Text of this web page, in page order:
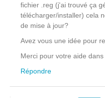
fichier .reg (j'ai trouvé ça
télécharger/installer) cela
de mise à jour?
Avez vous une idée pour
Merci pour votre aide
Répondre